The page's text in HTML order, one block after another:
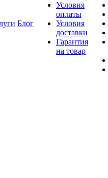
Блог
Условия
оплаты
Условия
доставки
Гарантия
на товар